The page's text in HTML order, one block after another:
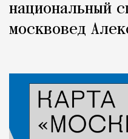
национальный
москвовед